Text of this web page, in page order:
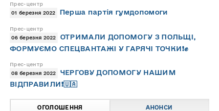
Прес-центр
01 березня 2022
Перша партія гумдопомоги
Прес-центр
06 березня 2022
ОТРИМАЛИ ДОПОМОГУ З ПОЛЬЩІ,
ФОРМУЄМО СПЕЦВАНТАЖІ У ГАРЯЧІ ТОЧКИ❗️✊
Прес-центр
08 березня 2022
ЧЕРГОВУ ДОПОМОГУ НАШИМ
ВІДПРАВИЛИ❗️🇺🇦
ОГОЛОШЕННЯ АНОНСИ